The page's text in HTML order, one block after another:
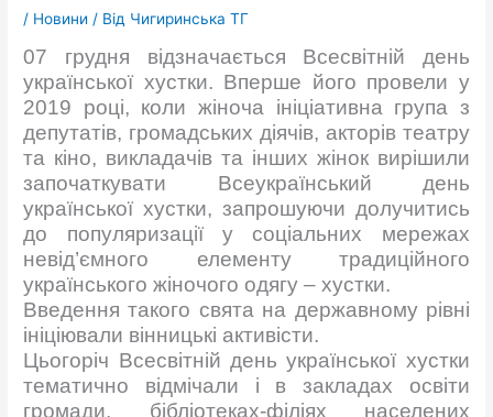
/ Новини / Від Чигиринська ТГ
07 грудня відзначається Всесвітній день
української хустки. Вперше його провели у
2019 році, коли жіноча ініціативна група з
депутатів, громадських діячів, акторів театру
та кіно, викладачів та інших жінок вирішили
започаткувати Всеукраїнський день
української хустки, запрошуючи долучитись
до популяризації у соціальних мережах
невід’ємного елементу традиційного
українського жіночого одягу – хустки.
Введення такого свята на державному рівні
ініціювали вінницькі активісти.
Цьогоріч Всесвітній день української хустки
тематично відмічали і в закладах освіти
громади, бібліотеках-філіях населених